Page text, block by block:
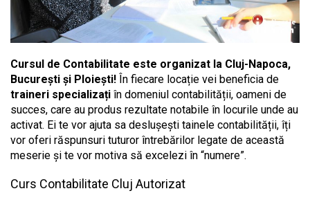
Cursul de Contabilitate este organizat la Cluj-Napoca,
București și Ploiești! În fiecare locație vei beneficia de
traineri specializați în domeniul contabilității, oameni de
succes, care au produs rezultate notabile în locurile unde au
activat. Ei te vor ajuta sa deslușești tainele contabilității, îți
vor oferi răspunsuri tuturor întrebărilor legate de această
meserie și te vor motiva să excelezi în “numere”.
Curs Contabilitate Cluj Autorizat